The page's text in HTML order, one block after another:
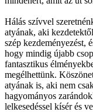
Hálás szívvel
atyának, aki
szép kezdeményezést,
hogy mindig újabb
fantasztikus
megélhettünk.
atyának is, aki nem
hagyományos
lelkesedéssel kísér és